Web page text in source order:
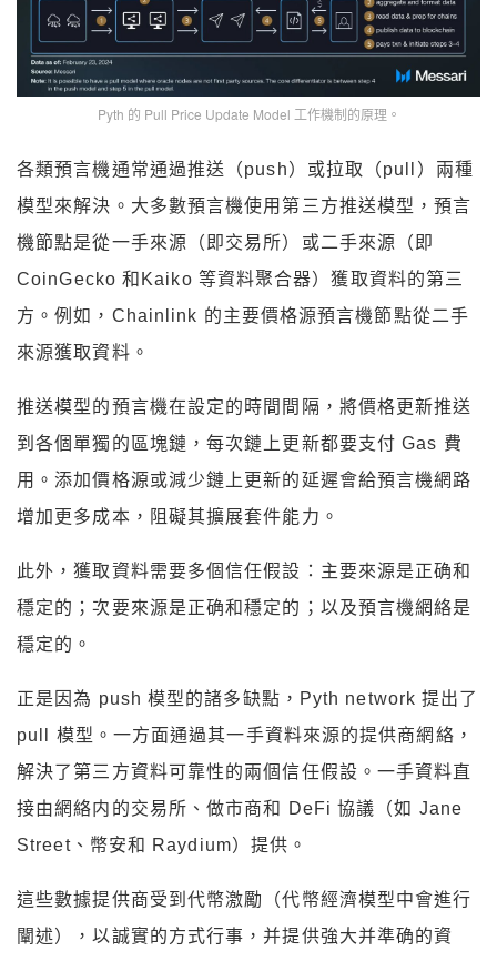
Pyth 的 Pull Price Update Model 工作機制的原理。
各類預言機通常通過推送（push）或拉取（pull）兩種
模型來解決。大多數預言機使用第三方推送模型，預言
機節點是從一手來源（即交易所）或二手來源（即
CoinGecko 和Kaiko 等資料聚合器）獲取資料的第三
方。例如，Chainlink 的主要價格源預言機節點從二手
來源獲取資料。
推送模型的預言機在設定的時間間隔，將價格更新推送
到各個單獨的區塊鏈，每次鏈上更新都要支付 Gas 費
用。添加價格源或減少鏈上更新的延遲會給預言機網路
增加更多成本，阻礙其擴展套件能力。
此外，獲取資料需要多個信任假設：主要來源是正确和
穩定的；次要來源是正确和穩定的；以及預言機網絡是
穩定的。
正是因為 push 模型的諸多缺點，Pyth network 提出了
pull 模型。一方面通過其一手資料來源的提供商網絡，
解決了第三方資料可靠性的兩個信任假設。一手資料直
接由網絡内的交易所、做市商和 DeFi 協議（如 Jane
Street、幣安和 Raydium）提供。
這些數據提供商受到代幣激勵（代幣經濟模型中會進行
闡述），以誠實的方式行事，并提供強大并準确的資